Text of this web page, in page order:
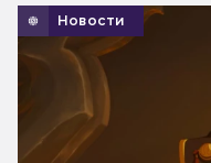
Новости